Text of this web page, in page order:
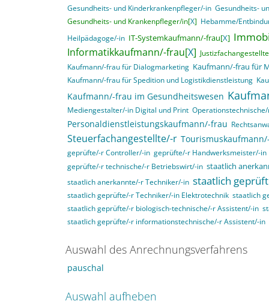
Gesundheits- und Kinderkrankenpfleger/-in Gesundheits-
Gesundheits- und Krankenpfleger/in[X] Hebamme/
Heilpädagoge/-in IT-Systemkaufmann/-frau[X]
Informatikkaufmann/-frau[X]
Kaufmann/-frau für Dialogmarketing Kaufmann/-frau für
Kaufmann/-frau für Spedition und Logistikdienstleistung
Kaufmann/-frau im Gesundheitswesen
Mediengestalter/-in Digital und Print
Personaldienstleistungskaufmann/-frau
Steuerfachangestellte/-r
geprüfte/-r Controller/-in geprüfte/-r Handwerksmeister/-in
geprüfte/-r technische/-r Betriebswirt/-in staatlich
staatlich anerkannte/-r Techniker/-in staatlich
staatlich geprüfte/-r Techniker/-in Elektrotechnik staatlich
staatlich geprüfte/-r biologisch-technische/-r Assistent/-in
staatlich geprüfte/-r informationstechnische/-r Assistent/-in
Auswahl des Anrechnungsverfahrens
pauschal
Auswahl aufheben